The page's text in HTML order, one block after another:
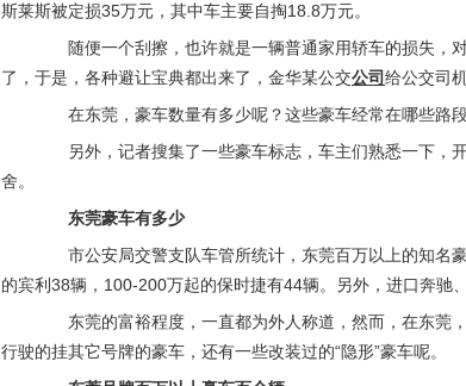
斯莱斯被定损35万元，其中车主要自掏18.8万元。
随便一个刮擦，也许就是一辆普通家用轿车的损失，
了，于是，各种避让宝典都出来了，金华某公交公司给公交司
在东莞，豪车数量有多少呢？这些豪车经常在哪些路
另外，记者搜集了一些豪车标志，车主们熟悉一下，开
舍。
东莞豪车有多少
市公安局交警支队车管所统计，东莞百万以上的知名
的宾利38辆，100-200万起的保时捷有44辆。另外，进口奔驰
东莞的富裕程度，一直都为外人称道，然而，在东莞
行驶的挂其它号牌的豪车，还有一些改装过的“隐形”豪车呢。